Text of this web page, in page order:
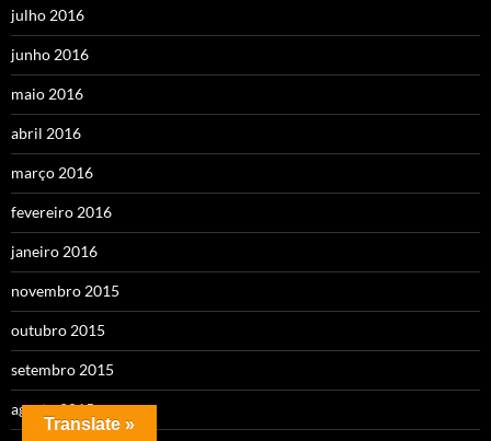
julho 2016
junho 2016
maio 2016
abril 2016
março 2016
fevereiro 2016
janeiro 2016
novembro 2015
outubro 2015
setembro 2015
agosto 2015
Translate »